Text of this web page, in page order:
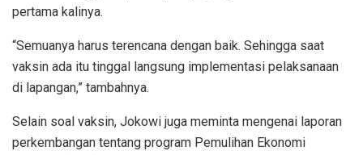
pertama kalinya.
“Semuanya harus terencana dengan baik. Sehingga saat
vaksin ada itu tinggal langsung implementasi pelaksanaan
di lapangan,” tambahnya.
Selain soal vaksin, Jokowi juga meminta mengenai laporan
perkembangan tentang program Pemulihan Ekonomi